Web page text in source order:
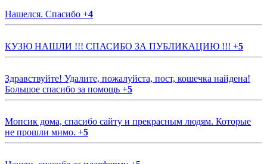
Нашелся. Спасибо +4
КУЗЮ НАШЛИ !!! СПАСИБО ЗА ПУБЛИКАЦИЮ !!! +5
Здравствуйте! Удалите, пожалуйста, пост, кошечка найдена!
Большое спасибо за помощь +5
Мопсик дома, спасибо сайту и прекрасным людям. Которые
не прошли мимо. +5